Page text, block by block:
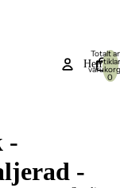
Hem
Totalt
0
-
-